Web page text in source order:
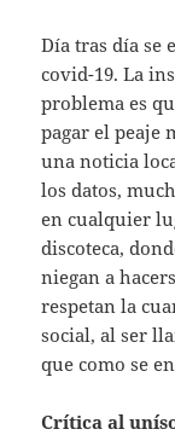
Día tras día se
covid-19. La
problema es
pagar el peaje
una noticia
los datos,
en cualquier
discoteca,
niegan a
respetan la
social, al ser
que como se
Crítica al